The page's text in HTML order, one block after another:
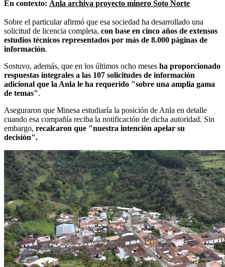
En contexto: Anla archiva proyecto minero Soto Norte
Sobre el particular afirmó que esa sociedad ha desarrollado una
solicitud de licencia completa, con base en cinco años de extensos
estudios técnicos representados por más de 8.000 páginas de
información.
Sostuvo, además, que en los últimos ocho meses ha proporcionado
respuestas integrales a las 107 solicitudes de información
adicional que la Anla le ha requerido "sobre una amplia gama
de temas".
Aseguraron que Minesa estudiaría la posición de Anla en detalle
cuando esa compañía reciba la notificación de dicha autoridad. Sin
embargo, recalcaron que "nuestra intención apelar su
decisión".